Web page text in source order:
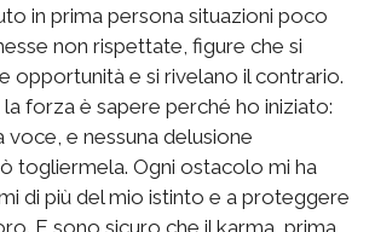
in prima persona situazioni poco
non rispettate, figure che si
opportunità e si rivelano il contrario.
forza è sapere perché ho iniziato:
voce, e nessuna delusione
togliermela. Ogni ostacolo mi ha
di più del mio istinto e a proteggere